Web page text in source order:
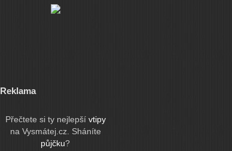
Reklama
Přečtete si ty nejlepší vtipy
na Vysmátej.cz. Sháníte
půjčku?